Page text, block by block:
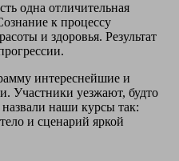
одна отличительная
к процессу
и здоровья. Результат
интереснейшие и
Участники уезжают, будто
наши курсы так:
и сценарий яркой